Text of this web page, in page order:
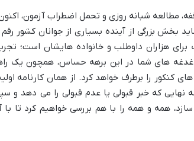
مطالعه شبانه روزی و تحمل اضطراب آزمون،
بزرگی از آینده بسیاری از جوانان کشور رقم
هزاران داوطلب و خانواده هایشان است؛
های شما در این برهه حساس، همچون یک
کنکور را برطرف خواهد کرد. از همان کارنامه
نهایی که خبر قبولی یا عدم قبولی را می دهد و
همه و همه را با هم بررسی خواهیم کرد تا با